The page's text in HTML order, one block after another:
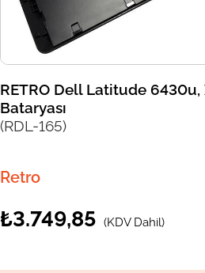
RETRO Dell Latitude 6430u,
Bataryası
(RDL-165)
Retro
₺3.749,85 (KDV Dahil)